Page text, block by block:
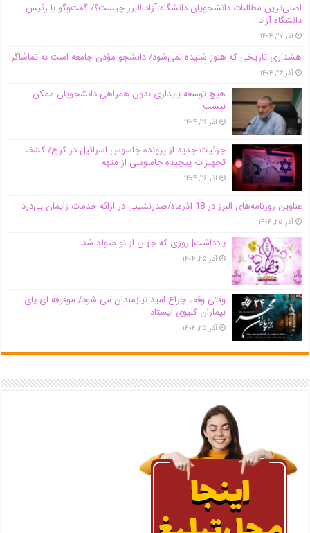
اصلی‌ترین مطالبات دانشجویان دانشگاه آزاد البرز چیست؟/ گفت‌وگو با رئیس
دانشگاه آز‌اد
آذر ۲۷, ۱۴۰۴
هشداری تاریخی که هنوز شنیده نمی‌شود/ دانشجو مؤذن جامعه است نه تماشاگر!
آذر ۲۶, ۱۴۰۴
هیچ توسعه پایداری بدون همراهی دانشجویان ممکن
نیست
آذر ۲۶, ۱۴۰۴
جزئیات جدید از پرونده جاسوس اسرائیل در کرج/‌ کشف
تجهیزات پیچیده جاسوسی از متهم
آذر ۲۶, ۱۴۰۴
عناوین روزنامه‌های البرز در ‌18 آذرماه/صدرنشینی در ارائه خدمات زایمان بی‌درد
آذر ۲۵, ۱۴۰۴
یادداشت| روزی که جهان از نو متولد شد
آذر ۲۵, ۱۴۰۴
وقتی وقف چراغ امید نیازمندان می شود/ موقوفه ای پای
بیماران کلیوی ایستاد
آذر ۲۵, ۱۴۰۴